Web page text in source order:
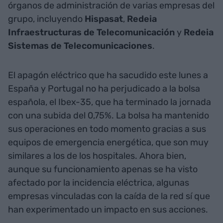
órganos de administración de varias empresas del
grupo, incluyendo Hispasat, Redeia
Infraestructuras de Telecomunicación y Redeia
Sistemas de Telecomunicaciones.
El apagón eléctrico que ha sacudido este lunes a
España y Portugal no ha perjudicado a la bolsa
española, el Ibex-35, que ha terminado la jornada
con una subida del 0,75%. La bolsa ha mantenido
sus operaciones en todo momento gracias a sus
equipos de emergencia energética, que son muy
similares a los de los hospitales. Ahora bien,
aunque su funcionamiento apenas se ha visto
afectado por la incidencia eléctrica, algunas
empresas vinculadas con la caída de la red sí que
han experimentado un impacto en sus acciones.